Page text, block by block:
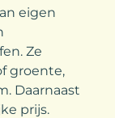
eigen
Ze
groente,
Daarnaast
prijs.